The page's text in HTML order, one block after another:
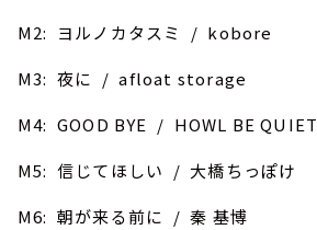
M2: ヨルノカタスミ / kobore
M3: 夜に / afloat storage
M4: GOOD BYE / HOWL BE QUIET
M5: 信じてほしい / 大橋ちっぽけ
M6: 朝が来る前に / 秦 基博